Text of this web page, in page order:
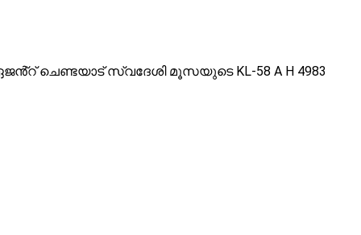
ചെണ്ടയാട് സ്വദേശി മൂസയുടെ KL-58 A H 4983